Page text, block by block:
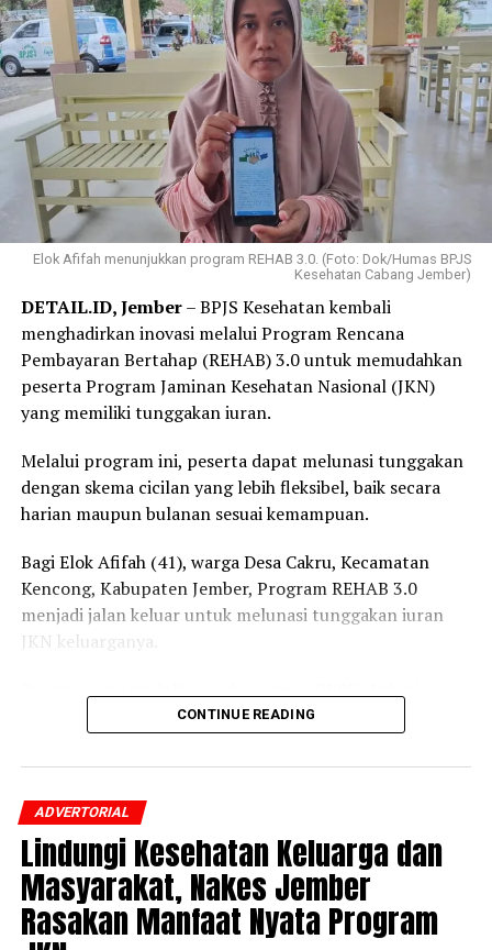
Elok Afifah menunjukkan program REHAB 3.0. (Foto: Dok/Humas BPJS
Kesehatan Cabang Jember)
DETAIL.ID, Jember– BPJS Kesehatan kembali
menghadirkan inovasi melalui Program Rencana
Pembayaran Bertahap (REHAB) 3.0 untuk memudahkan
peserta Program Jaminan Kesehatan Nasional (JKN)
yang memiliki tunggakan iuran.
Melalui program ini, peserta dapat melunasi tunggakan
dengan skema cicilan yang lebih fleksibel, baik secara
harian maupun bulanan sesuai kemampuan.
Bagi Elok Afifah (41), warga Desa Cakru, Kecamatan
Kencong, Kabupaten Jember, Program REHAB 3.0
menjadi jalan keluar untuk melunasi tunggakan iuran
JKN keluarganya.
Bukan Penerima Upah) dan BP (Bukan Pekerja)
mengetahui adanya program tersebut.
Setelah mendapatkan penjelasan dari petugas BPJS
Kesehatan mengenai skema cicilan dan prosedur
pendaftarannya, ia pun memutuskan mengikuti
Program REHAB 3.0.
“Saya merasa sangat terbantu dengan adanya Program
CONTINUE READING
ADVERTORIAL
Lindungi Kesehatan Keluarga dan
Masyarakat, Nakes Jember
Rasakan Manfaat Nyata Program